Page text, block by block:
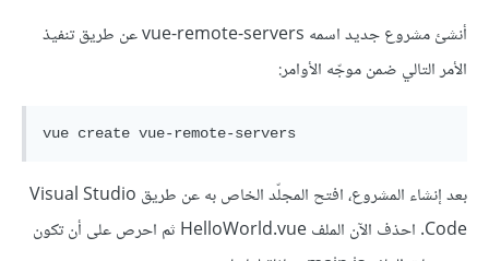
أنشئ مشروع جديد اسمه vue-remote-servers عن طريق تنفيذ
الأمر التالي ضمن موجّه الأوامر:
بعد إنشاء المشروع، افتح المجلّد الخاص به عن طريق Visual Studio
Code. احذف الآن الملف HelloWorld.vue ثم احرص على أن تكون